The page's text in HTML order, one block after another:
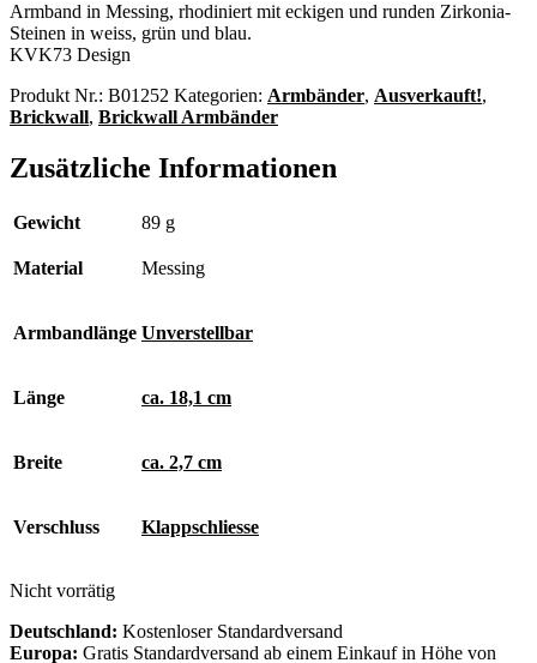
Armband in Messing, rhodiniert mit eckigen und runden Zirkonia-
Steinen in weiss, grün und blau.
KVK73 Design
Produkt Nr.: B01252 Kategorien: Armbänder, Ausverkauft!,
Brickwall, Brickwall Armbänder
Zusätzliche Informationen
Gewicht 89 g
Material Messing
Armbandlänge Unverstellbar
Länge ca. 18,1 cm
Breite ca. 2,7 cm
Verschluss Klappschliesse
Nicht vorrätig
Deutschland: Kostenloser Standardversand
Europa: Gratis Standardversand ab einem Einkauf in Höhe von